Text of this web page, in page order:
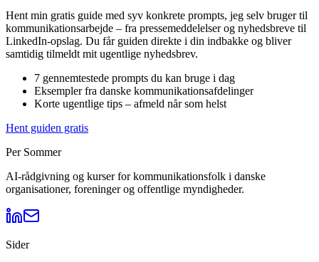
Hent min gratis guide med syv konkrete prompts, jeg selv bruger til
kommunikationsarbejde – fra pressemeddelelser og nyhedsbreve til
LinkedIn-opslag. Du får guiden direkte i din indbakke og bliver
samtidig tilmeldt mit ugentlige nyhedsbrev.
7 gennemtestede prompts du kan bruge i dag
Eksempler fra danske kommunikationsafdelinger
Korte ugentlige tips – afmeld når som helst
Hent guiden gratis
Per Sommer
AI-rådgivning og kurser for kommunikationsfolk i danske
organisationer, foreninger og offentlige myndigheder.
Sider